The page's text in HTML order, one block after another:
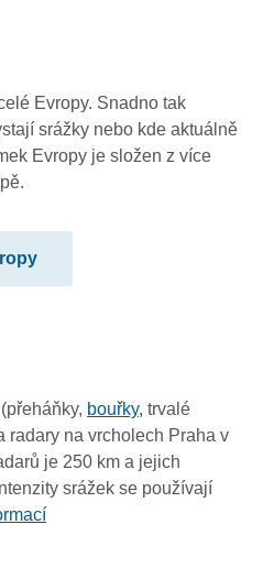
09:25
09:15
09:05
07:25
07:15
07:05
06:55
Evropy. Snadno tak
srážky nebo kde aktuálně
Evropy je složen z více
bouřky, trvalé
radary na vrcholech Praha v
je 250 km a jejich
srážek se používají